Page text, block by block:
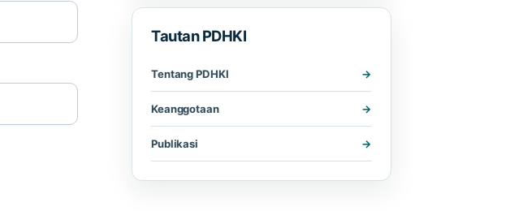
Tautan PDHKI
Tentang PDHKI
Keanggotaan
Publikasi